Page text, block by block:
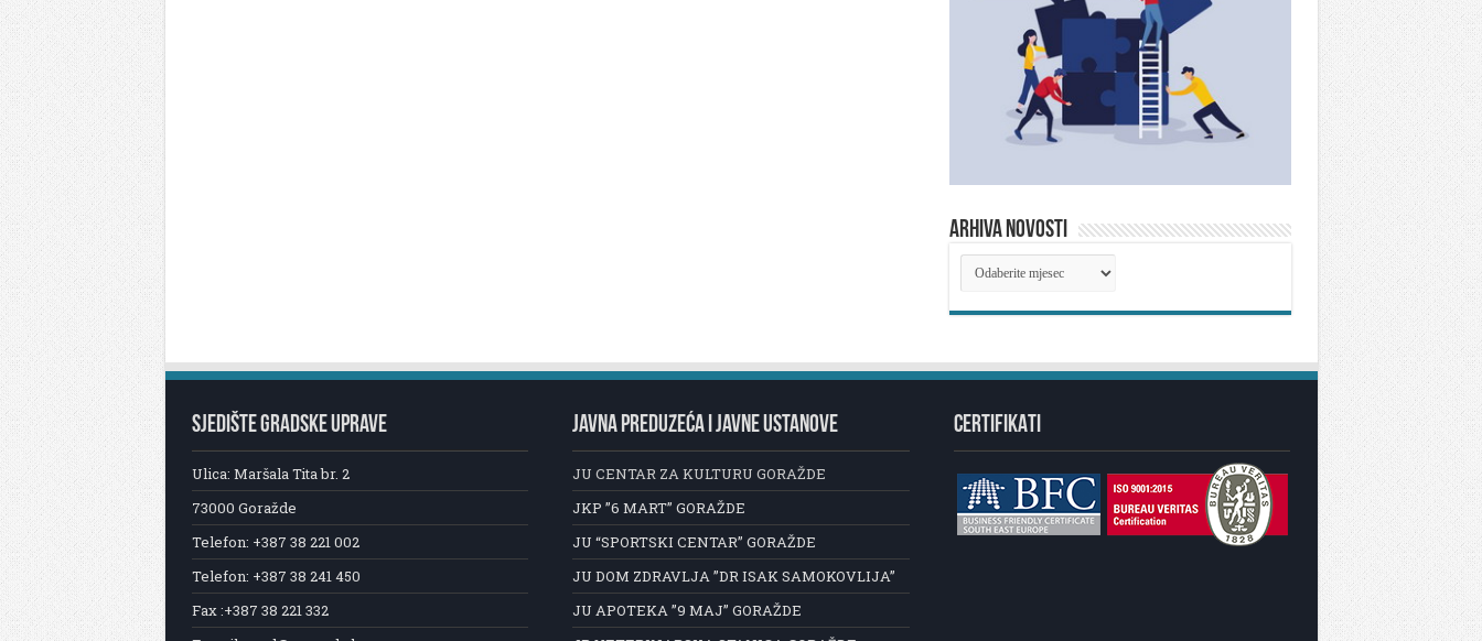
ARHIVA NOVOSTI
ARHIVA
NOVOSTI
SJEDIŠTE GRADSKE UPRAVE
Ulica: Maršala Tita br. 2
73000 Goražde
Telefon: +387 38 221 002
Telefon: +387 38 241 450
Fax :+387 38 221 332
JAVNA PREDUZEĆA I JAVNE USTANOVE
JU CENTAR ZA KULTURU GORAŽDE
JKP ”6 MART” GORAŽDE
JU “SPORTSKI CENTAR” GORAŽDE
JU DOM ZDRAVLJA ”DR ISAK SAMOKOVLIJA”
JU APOTEKA ”9 MAJ” GORAŽDE
CERTIFIKATI